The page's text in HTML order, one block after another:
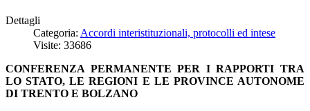
Dettagli
Categoria: Accordi interistituzionali, protocolli ed intese
Visite: 33686
CONFERENZA PERMANENTE PER I RAPPORTI TRA
LO STATO, LE REGIONI E LE PROVINCE AUTONOME
DI TRENTO E BOLZANO